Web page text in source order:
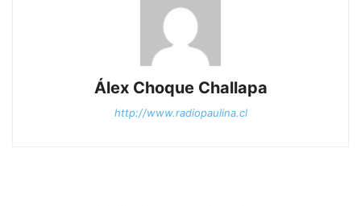
Álex Choque Challapa
http://www.radiopaulina.cl